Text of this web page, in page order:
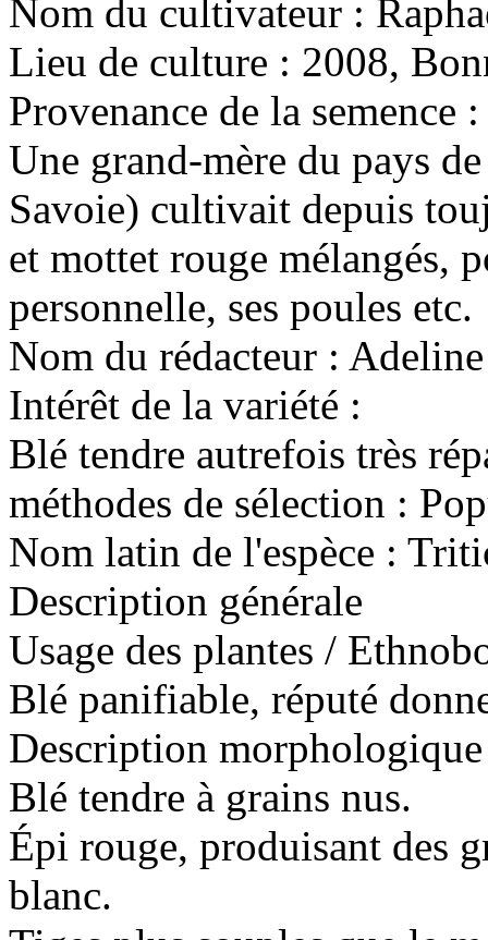
Nom du cultivateur :
Lieu de culture : 2008,
Provenance de la semence :
Une grand-mère du pays
Savoie) cultivait depuis
et mottet rouge mélangés,
personnelle, ses poules etc.
Nom du rédacteur : Adeline
Intérêt de la variété :
Blé tendre autrefois très
méthodes de sélection :
Nom latin de l'espèce :
Description générale
Usage des plantes /
Blé panifiable, réputé
Description
Blé tendre à grains nus.
Épi rouge, produisant des
blanc.